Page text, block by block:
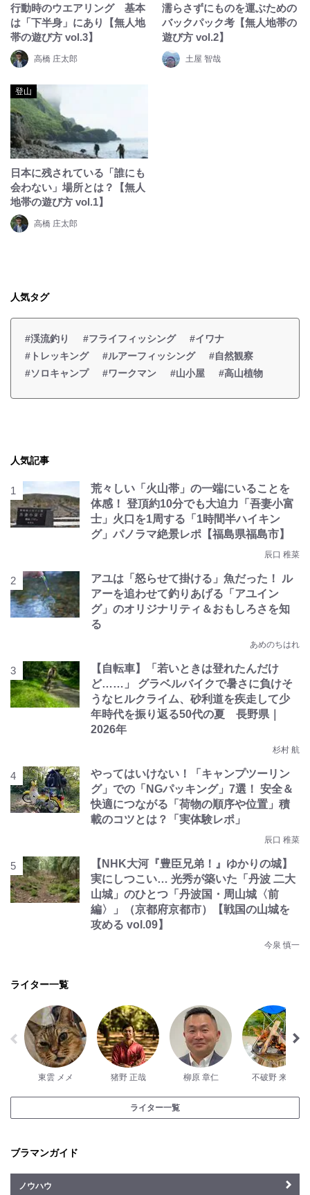
行動時のウエアリング 基本
は「下半身」にあり【無人地
帯の遊び方 vol.3】
高橋 庄太郎
濡らさずにものを運ぶための
バックパック考【無人地帯の
遊び方 vol.2】
土屋 智哉
登山
日本に残されている「誰にも
会わない」場所とは？【無人
地帯の遊び方 vol.1】
高橋 庄太郎
人気タグ
#渓流釣り #フライフィッシング
#イワナ
#トレッキング
#ルアーフィッシング
#自然観察
#ソロキャンプ
#ワークマン #山小屋 #高山植物
人気記事
荒々しい「火山帯」の一端にいることを
体感！ 登頂約10分でも大迫力「吾妻小富
士」火口を1周する「1時間半ハイキン
グ」パノラマ絶景レポ【福島県福島市】
辰口 稚菜
アユは「怒らせて掛ける」魚だった！ ル
アーを追わせて釣りあげる「アユイン
グ」のオリジナリティ＆おもしろさを知
る
あめのちはれ
【自転車】「若いときは登れたんだけ
ど……」 グラベルバイクで暑さに負けそ
うなヒルクライム、砂利道を疾走して少
年時代を振り返る50代の夏 長野県｜
2026年
杉村 航
やってはいけない！「キャンプツーリン
グ」での「NGパッキング」7選！ 安全＆
快適につながる「荷物の順序や位置」積
載のコツとは？「実体験レポ」
辰口 稚菜
【NHK大河『豊臣兄弟！』ゆかりの城】
実にしつこい… 光秀が築いた「丹波 二大
山城」のひとつ「丹波国・周山城〈前
編〉」（京都府京都市）【戦国の山城を
攻める vol.09】
今泉 慎一
ライター一覧
東雲 メメ 猪野 正哉 柳原 章仁 不破野 来未
ライター一覧
ブラマンガイド
ノウハウ